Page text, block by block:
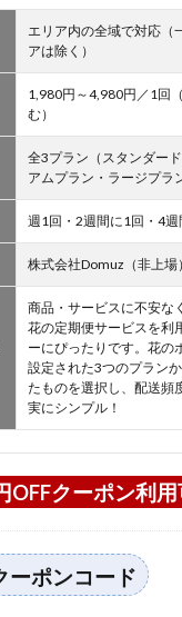
エリア内の全域で対応（
アは除く）
1,980円～4,980円／1回
む）
全3プラン（スタンダー
アムプラン・ラージプラ
週1回・2週間に1回・4週
株式会社Domuz（非上場）
商品・サービスに不安な
花の定期便サービスを利
ーにぴったりです。花の
設定された3つのプラン
たものを選択し、配送頻
実にシンプル！
OFFクーポン利用
ーポンコード